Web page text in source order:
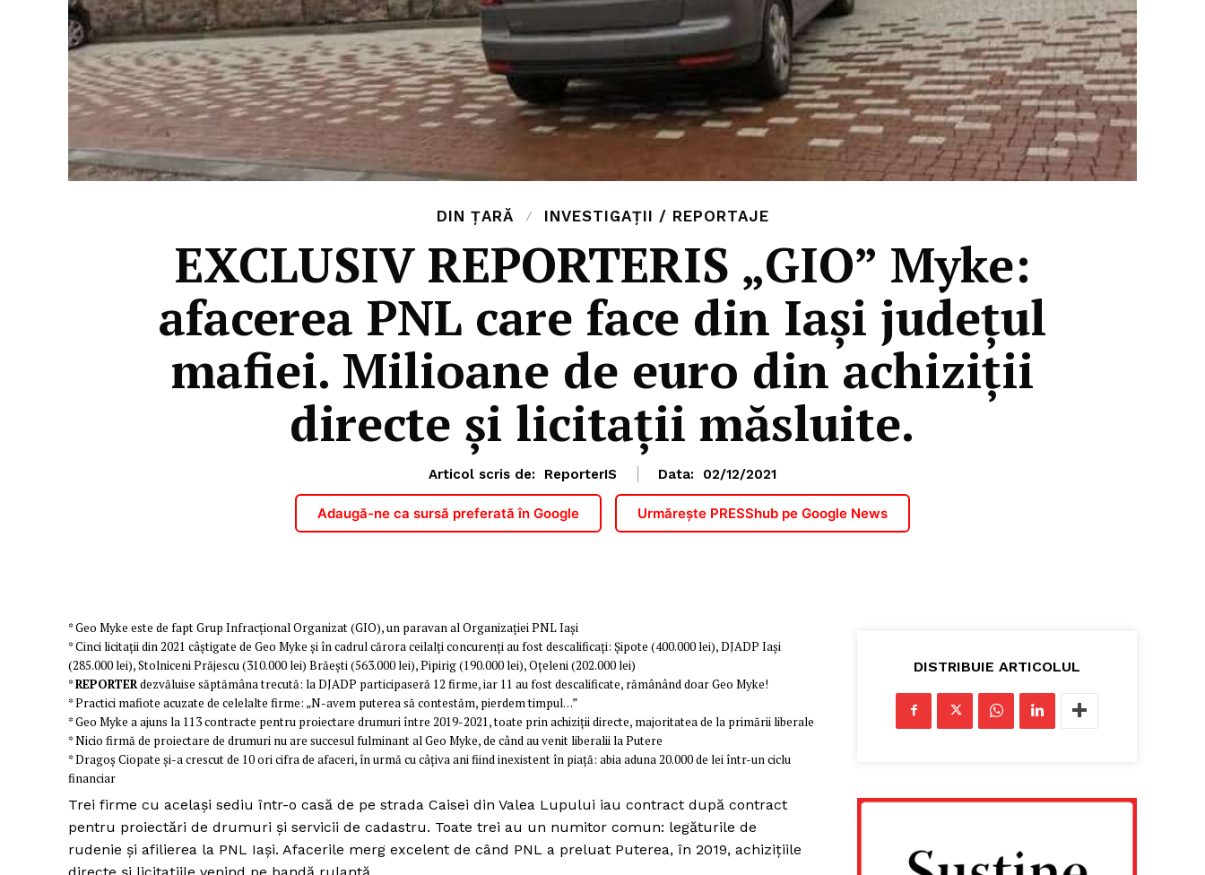
DIN ȚARĂ INVESTIGAȚII / REPORTAJE
EXCLUSIV REPORTERIS „GIO” Myke:
afacerea PNL care face din Iași județul
mafiei. Milioane de euro din achiziții
directe și licitații măsluite.
Articol scris de: ReporterIS Data: 02/12/2021
Adaugă-ne ca sursă preferată în Google Urmărește PRESShub pe Google News
* Geo Myke este de fapt Grup Infracțional Organizat (GIO), un paravan al Organizației PNL Iași
* Cinci licitații din 2021 câștigate de Geo Myke și în cadrul cărora ceilalți concurenți au fost descalificați: Șipote (400.000 lei), DJADP Iași
(285.000 lei), Stolniceni Prăjescu (310.000 lei) Brăești (563.000 lei), Pipirig (190.000 lei), Oțeleni (202.000 lei)
*REPORTERdezvăluise săptămâna trecută: la DJADP participaseră 12 firme, iar 11 au fost descalificate, rămânând doar Geo Myke!
* Practici mafiote acuzate de celelalte firme: „N-avem puterea să contestăm, pierdem timpul…”
* Geo Myke a ajuns la 113 contracte pentru proiectare drumuri între 2019-2021, toate prin achiziții directe, majoritatea de la primării liberale
* Nicio firmă de proiectare de drumuri nu are succesul fulminant al Geo Myke, de când au venit liberalii la Putere
* Dragoș Ciopate și-a crescut de 10 ori cifra de afaceri, în urmă cu câțiva ani fiind inexistent în piață: abia aduna 20.000 de lei într-un ciclu
financiar
Trei firme cu același sediu într-o casă de pe strada Caisei din Valea Lupului iau contract după contract
pentru proiectări de drumuri și servicii de cadastru. Toate trei au un numitor comun: legăturile de
rudenie și afilierea la PNL Iași. Afacerile merg excelent de când PNL a preluat Puterea, în 2019, achizițiile
DISTRIBUIE ARTICOLUL